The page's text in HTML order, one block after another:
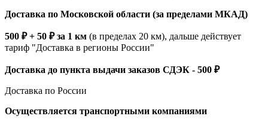
Доставка по Московской области (за пределами МКАД)
500 ₽ + 50 ₽ за 1 км (в пределах 20 км), дальше действует
тариф "Доставка в регионы России"
Доставка до пункта выдачи заказов СДЭК - 500 ₽
Доставка по России
Осуществляется транспортными компаниями